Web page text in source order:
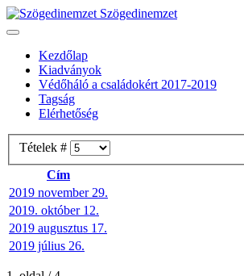
Szögedinemzet
Kezdőlap
Kiadványok
Védőháló a családokért 2017-2019
Tagság
Elérhetőség
Tételek #
Cím
2019 november 29.
2019. október 12.
2019 augusztus 17.
2019 július 26.